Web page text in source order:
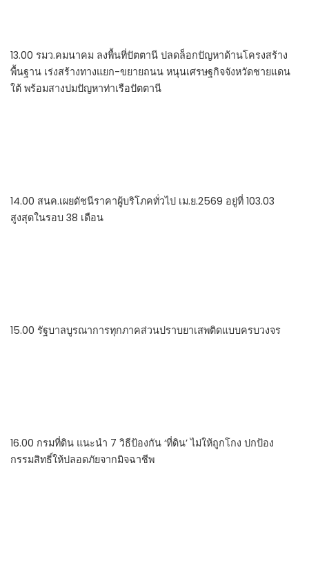
13.00 รมว.คมนาคม ลงพื้นที่ปัตตานี ปลดล็อกปัญหาด้านโครงสร้าง
พื้นฐาน เร่งสร้างทางแยก-ขยายถนน หนุนเศรษฐกิจจังหวัดชายแดน
ใต้ พร้อมสางปมปัญหาท่าเรือปัตตานี
14.00 สนค.เผยดัชนีราคาผู้บริโภคทั่วไป เม.ย.2569 อยู่ที่ 103.03
สูงสุดในรอบ 38 เดือน
15.00 รัฐบาลบูรณาการทุกภาคส่วนปราบยาเสพติดแบบครบวงจร
16.00 กรมที่ดิน แนะนำ 7 วิธีป้องกัน ‘ที่ดิน’ ไม่ให้ถูกโกง ปกป้อง
กรรมสิทธิ์ให้ปลอดภัยจากมิจฉาชีพ